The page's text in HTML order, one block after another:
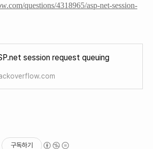
questions/4318965/asp-net-session-
session request queuing
구독하기